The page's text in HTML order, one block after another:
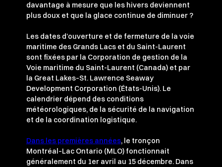
davantage à mesure que les hivers deviennent
plus doux et que la glace continue de diminuer ?
Les dates d’ouverture et de fermeture de la voie
maritime des Grands Lacs et du Saint-Laurent
sont fixées par la Corporation de gestion de la
Voie maritime du Saint-Laurent (Canada) et par
la Great Lakes–St. Lawrence Seaway
Development Corporation (États-Unis). Le
calendrier dépend des conditions
météorologiques, de la sécurité de la navigation
et de la coordination logistique.
Dans les premières années, le tronçon
Montréal–Lac Ontario (MLO) fonctionnait
généralement du 1er avril au 15 décembre. Dans